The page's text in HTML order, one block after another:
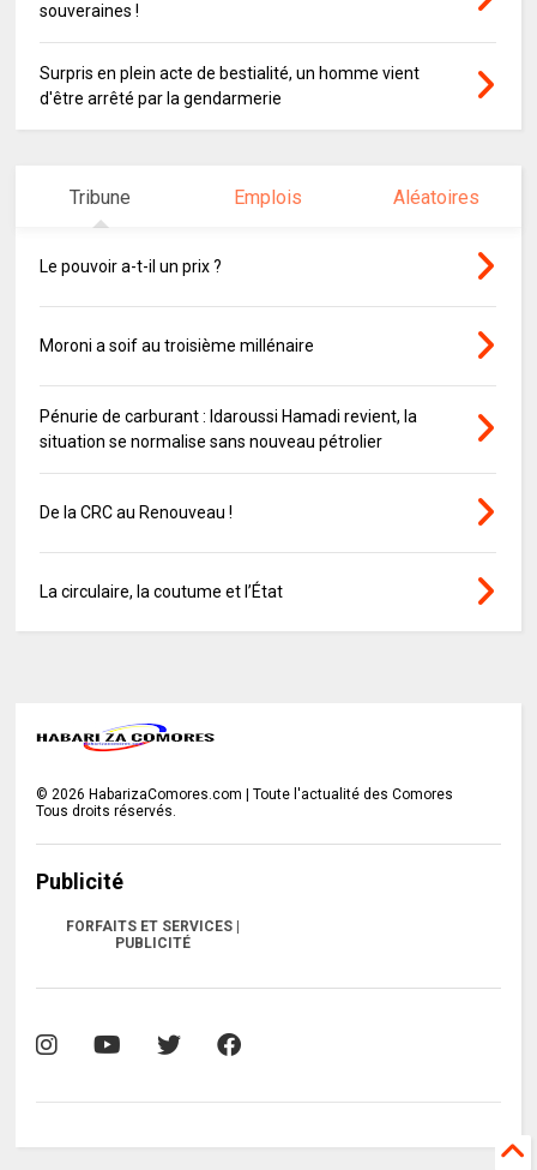
souveraines !
Surpris en plein acte de bestialité, un homme vient
d'être arrêté par la gendarmerie
Tribune Emplois Aléatoires
Le pouvoir a-t-il un prix ?
Moroni a soif au troisième millénaire
Pénurie de carburant : Idaroussi Hamadi revient, la
situation se normalise sans nouveau pétrolier
De la CRC au Renouveau !
La circulaire, la coutume et l’État
©2026 HabarizaComores.com | Toute l'actualité des Comores
Tous droits réservés.
Publicité
FORFAITS ET SERVICES |
PUBLICITÉ